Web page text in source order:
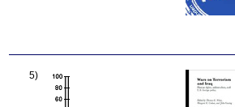
5)